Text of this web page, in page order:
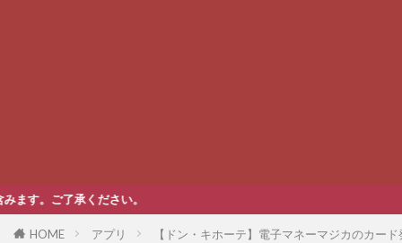
。
HOME アプリ 【ドン・キホーテ】電子マネーマジカのカー